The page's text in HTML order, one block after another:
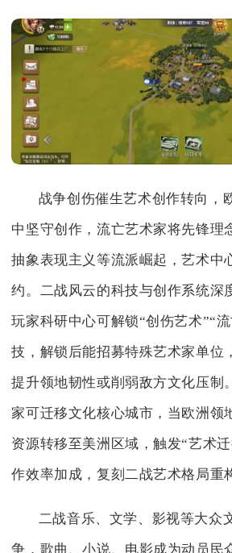
战争创伤催生艺术创作转向，
中坚守创作，流亡艺术家将先锋理
抽象表现主义等流派崛起，艺术中
约。二战风云的科技与创作系统深
玩家科研中心可解锁“创伤艺术”“
技，解锁后能招募特殊艺术家单位
提升领地韧性或削弱敌方文化压制
家可迁移文化核心城市，当欧洲领
资源转移至美洲区域，触发“艺术
作效率加成，复刻二战艺术格局重
二战音乐、文学、影视等大众
争，歌曲、小说、电影成为动员民